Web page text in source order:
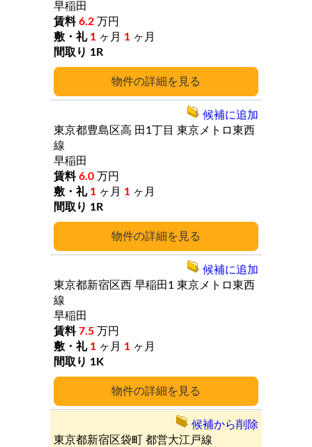
詳細
早稲田
6.2 万円
1 ヶ月 1 ヶ月
1R
詳細
東京都豊島区高 田1丁目 東京メトロ東西
線
早稲田
6.0 万円
1 ヶ月 1 ヶ月
1R
候補に追加
詳細
東京都新宿区西 早稲田1 東京メトロ東西
線
早稲田
7.5 万円
1 ヶ月 1 ヶ月
1K
候補に追加
東京都新宿区袋町 都営大江戸線
候補から削除